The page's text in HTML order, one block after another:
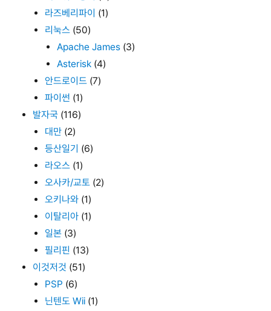
라즈베리파이 (1)
리눅스 (50)
Apache James (3)
Asterisk (4)
안드로이드 (7)
파이썬 (1)
발자국 (116)
대만 (2)
등산일기 (6)
라오스 (1)
오사카/교토 (2)
오키나와 (1)
이탈리아 (1)
일본 (3)
필리핀 (13)
이것저것 (51)
PSP (6)
닌텐도 Wii (1)